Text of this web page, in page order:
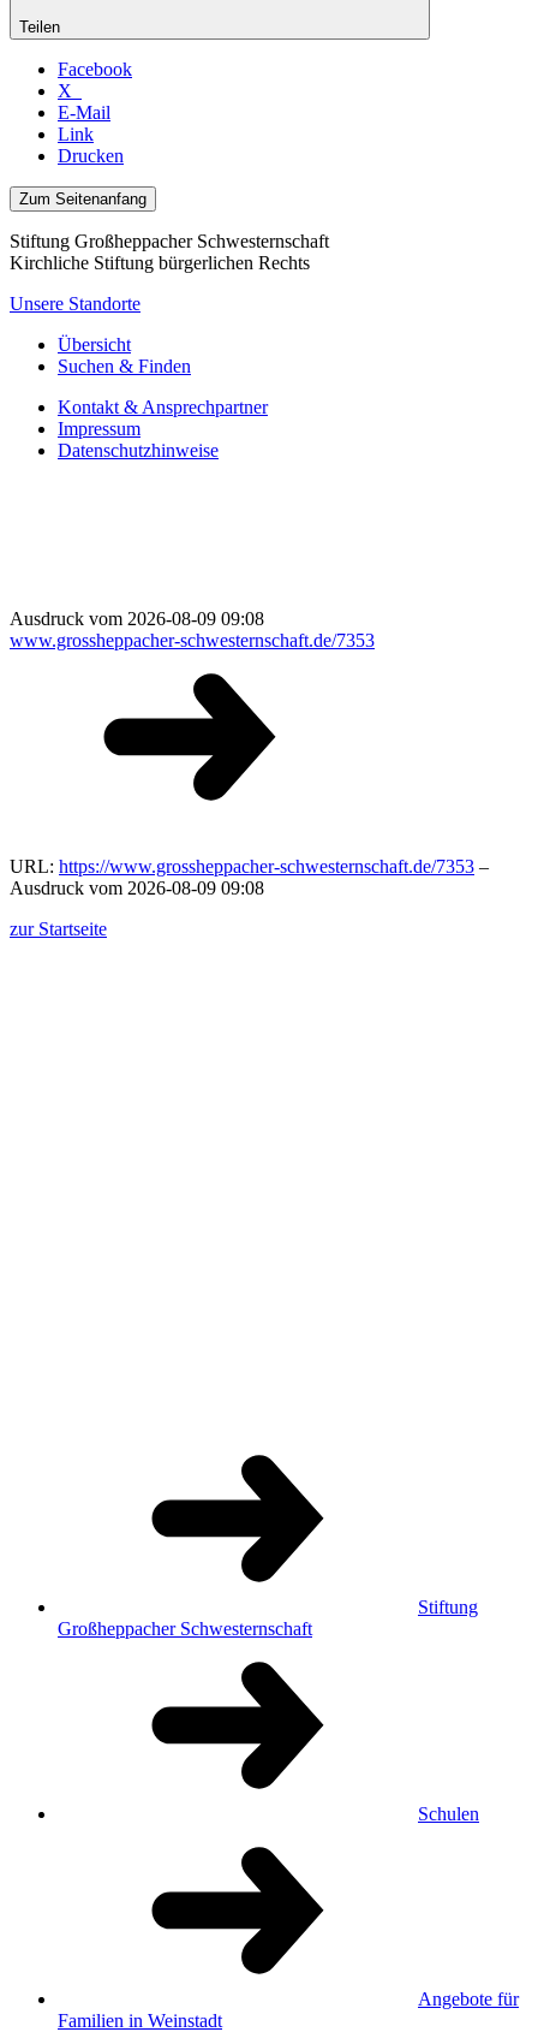
Teilen
Facebook
X
E-Mail
Link
Drucken
Zum Seitenanfang
Stiftung Großheppacher Schwesternschaft
Kirchliche Stiftung bürgerlichen Rechts
Unsere Standorte
Übersicht
Suchen & Finden
Kontakt & Ansprechpartner
Impressum
Datenschutzhinweise
Ausdruck vom 2026-08-09 09:08
www.grossheppacher-schwesternschaft.de/7353
URL: https://www.grossheppacher-schwesternschaft.de/7353 –
Ausdruck vom 2026-08-09 09:08
zur Startseite
Stiftung
Großheppacher Schwesternschaft
Schulen
Angebote für
Familien in Weinstadt